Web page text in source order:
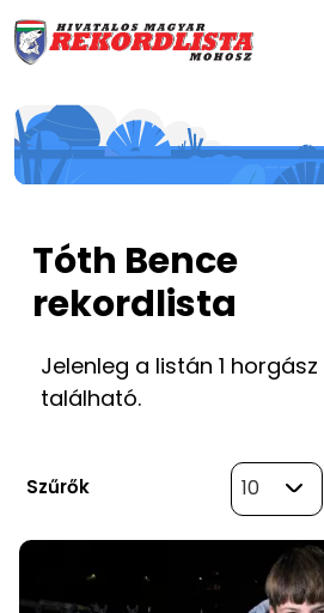
Tóth Bence
rekordlista
Jelenleg a listán 1
található.
Szűrők 10